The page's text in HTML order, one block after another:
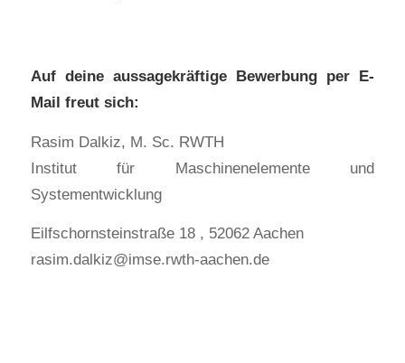
Auf deine aussagekräftige Bewerbung per E-
Mail freut sich:
Rasim Dalkiz, M. Sc. RWTH
Institut für Maschinenelemente und
Systementwicklung
Eilfschornsteinstraße 18 , 52062 Aachen
rasim.dalkiz@imse.rwth-aachen.de